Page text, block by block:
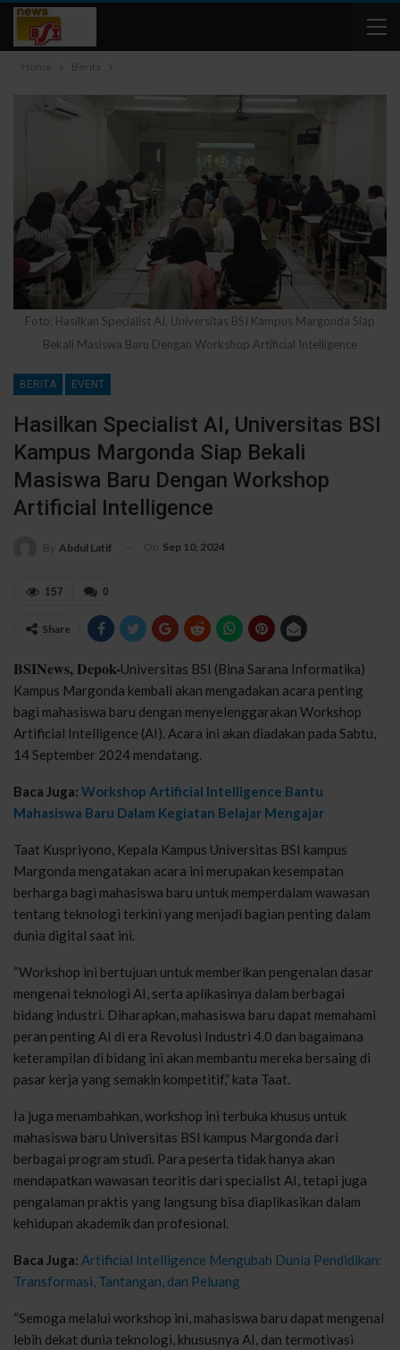
Home Berita
Foto: Hasilkan Specialist AI, Universitas BSI Kampus Margonda Siap
Bekali Masiswa Baru Dengan Workshop Artificial Intelligence
BERITA EVENT
Hasilkan Specialist AI, Universitas BSI
Kampus Margonda Siap Bekali
Masiswa Baru Dengan Workshop
Artificial Intelligence
By Abdul Latif On Sep 10, 2024
0
157
Share
BSINews, Depok-Universitas BSI (Bina Sarana Informatika)
Kampus Margonda kembali akan mengadakan acara penting
bagi mahasiswa baru dengan menyelenggarakan Workshop
Artificial Intelligence (AI). Acara ini akan diadakan pada Sabtu,
14 September 2024 mendatang.
Baca Juga: Workshop Artificial Intelligence Bantu
Mahasiswa Baru Dalam Kegiatan Belajar Mengajar
Taat Kuspriyono, Kepala Kampus Universitas BSI kampus
Margonda mengatakan acara ini merupakan kesempatan
berharga bagi mahasiswa baru untuk memperdalam wawasan
tentang teknologi terkini yang menjadi bagian penting dalam
dunia digital saat ini.
“Workshop ini bertujuan untuk memberikan pengenalan dasar
mengenai teknologi AI, serta aplikasinya dalam berbagai
bidang industri. Diharapkan, mahasiswa baru dapat memahami
peran penting AI di era Revolusi Industri 4.0 dan bagaimana
keterampilan di bidang ini akan membantu mereka bersaing di
pasar kerja yang semakin kompetitif,” kata Taat.
Ia juga menambahkan, workshop ini terbuka khusus untuk
mahasiswa baru Universitas BSI kampus Margonda dari
berbagai program studi. Para peserta tidak hanya akan
mendapatkan wawasan teoritis dari specialist AI, tetapi juga
pengalaman praktis yang langsung bisa diaplikasikan dalam
kehidupan akademik dan profesional.
Baca Juga: Artificial Intelligence Mengubah Dunia Pendidikan:
Transformasi, Tantangan, dan Peluang
“Semoga melalui workshop ini, mahasiswa baru dapat mengenal
lebih dekat dunia teknologi, khususnya AI, dan termotivasi